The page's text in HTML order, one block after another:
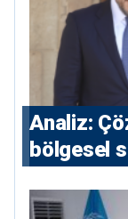
Analiz:
bölgesel